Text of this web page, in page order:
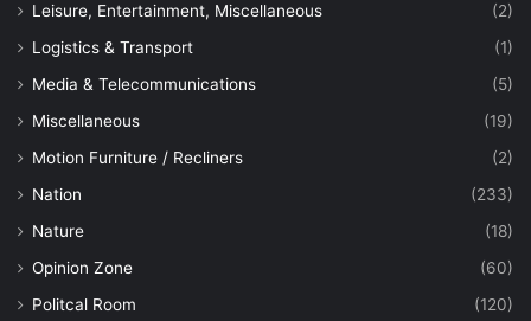
Leisure, Entertainment, Miscellaneous
(2)
Logistics & Transport
(1)
Media & Telecommunications
(5)
Miscellaneous
(19)
Motion Furniture / Recliners
(2)
Nation
(233)
Nature
(18)
Opinion Zone
(60)
Politcal Room
(120)